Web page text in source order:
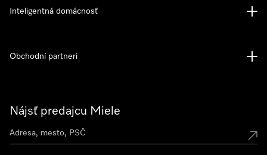
Nájsť predajcu Miele
Inteligentná domácnosť
Obchodní partneri